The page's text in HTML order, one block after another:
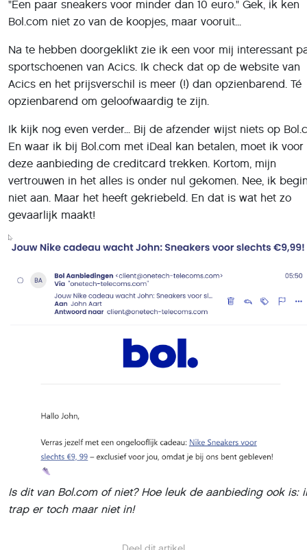
deze aanbieding de creditcard trekken. Kortom, mijn
vertrouwen in het alles is onder nul gekomen. Nee, ik
niet aan. Maar het heeft gekriebeld. En dat is wat het zo
gevaarlijk maakt!
Is dit van Bol.com of niet? Hoe leuk de aanbieding ook is:
trap er toch maar niet in!